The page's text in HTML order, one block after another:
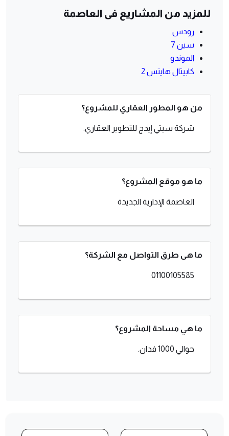
للمزيد من المشاريع فى العاصمة
رودس
سين 7
الموندو
كابيتال هايتس 2
من هو المطور العقاري للمشروع؟
شركة سيتي إيدج للتطوير العقاري.
ما هو موقع المشروع؟
العاصمة الإدارية الجديدة
ما هى طرق التواصل مع الشركة؟
01100105585
ما هي مساحة المشروع؟
حوالي 1000 فدان.